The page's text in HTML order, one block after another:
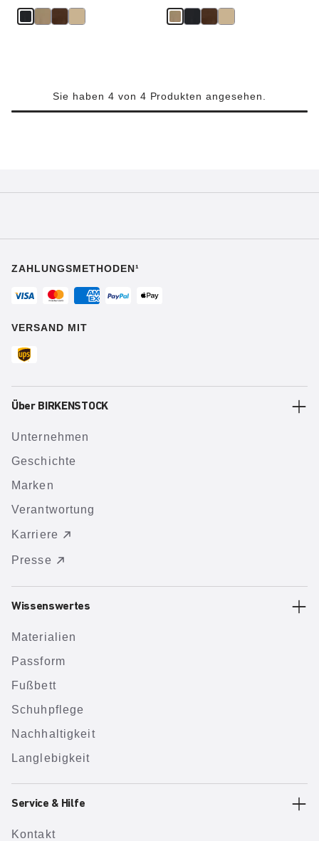
Sie haben 4 von 4 Produkten angesehen.
ZAHLUNGSMETHODEN¹
VERSAND MIT
Über BIRKENSTOCK
Unternehmen
Geschichte
Marken
Verantwortung
Karriere
Presse
Wissenswertes
Materialien
Passform
Fußbett
Schuhpflege
Nachhaltigkeit
Langlebigkeit
Service & Hilfe
Kontakt